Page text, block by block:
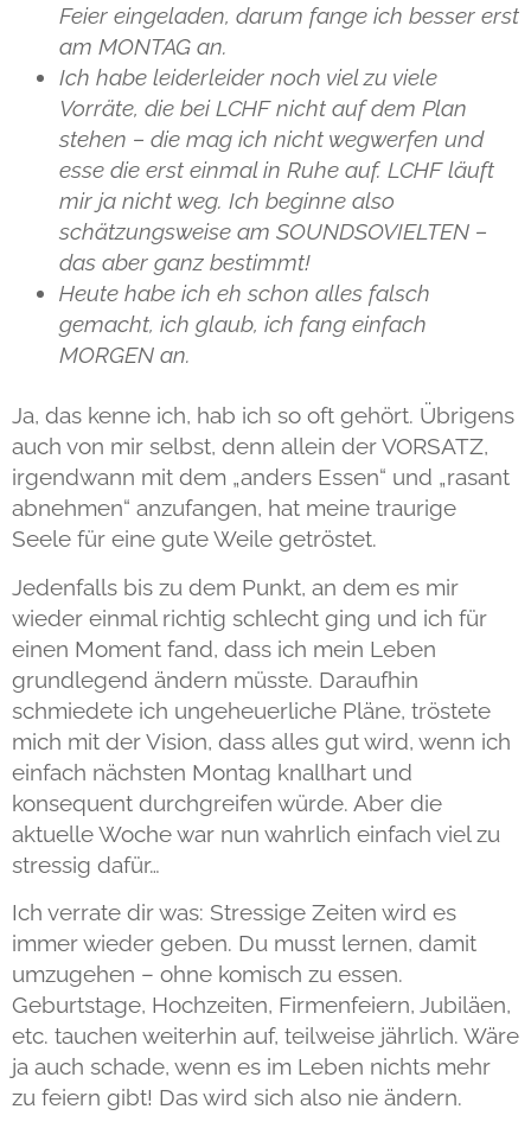
Feier eingeladen, darum fange ich besser erst
am MONTAG an.
Ich habe leiderleider noch viel zu viele
Vorräte, die bei LCHF nicht auf dem Plan
stehen – die mag ich nicht wegwerfen und
esse die erst einmal in Ruhe auf. LCHF läuft
mir ja nicht weg. Ich beginne also
schätzungsweise am SOUNDSOVIELTEN –
das aber ganz bestimmt!
Heute habe ich eh schon alles falsch
gemacht, ich glaub, ich fang einfach
MORGEN an.
Ja, das kenne ich, hab ich so oft gehört. Übrigens
auch von mir selbst, denn allein der VORSATZ,
irgendwann mit dem „anders Essen“ und „rasant
abnehmen“ anzufangen, hat meine traurige
Seele für eine gute Weile getröstet.
Jedenfalls bis zu dem Punkt, an dem es mir
wieder einmal richtig schlecht ging und ich für
einen Moment fand, dass ich mein Leben
grundlegend ändern müsste. Daraufhin
schmiedete ich ungeheuerliche Pläne, tröstete
mich mit der Vision, dass alles gut wird, wenn ich
einfach nächsten Montag knallhart und
konsequent durchgreifen würde. Aber die
aktuelle Woche war nun wahrlich einfach viel zu
stressig dafür…
Ich verrate dir was: Stressige Zeiten wird es
immer wieder geben. Du musst lernen, damit
umzugehen – ohne komisch zu essen.
Geburtstage, Hochzeiten, Firmenfeiern, Jubiläen,
etc. tauchen weiterhin auf, teilweise jährlich. Wäre
ja auch schade, wenn es im Leben nichts mehr
zu feiern gibt! Das wird sich also nie ändern.